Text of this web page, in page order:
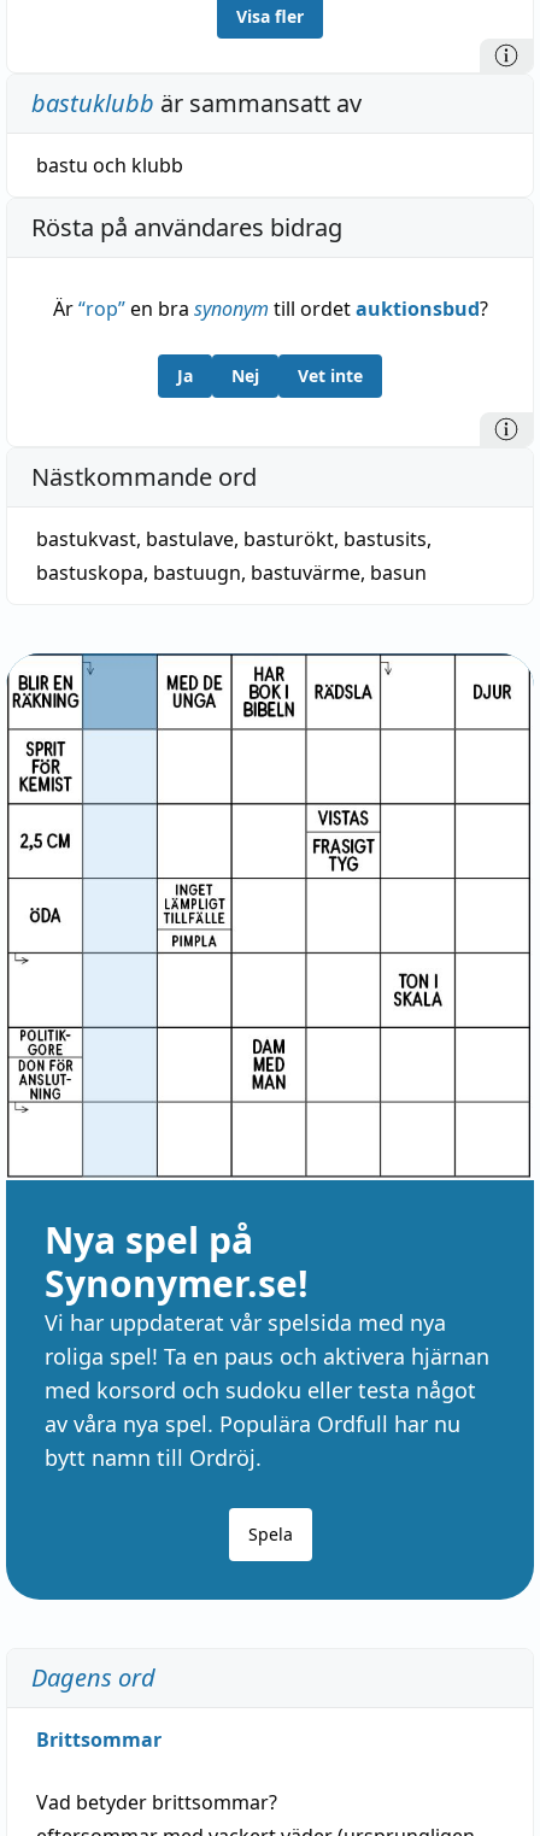
Visa fler
bastuklubb är sammansatt av
bastu och klubb
Rösta på användares bidrag
Är“rop”en bra synonym till ordetauktionsbud?
Ja Nej Vet inte
Nästkommande ord
bastukvast, bastulave, basturökt, bastusits,
bastuskopa, bastuugn, bastuvärme, basun
Nya spel på
Synonymer.se!
Vi har uppdaterat vår spelsida med nya
roliga spel! Ta en paus och aktivera hjärnan
med korsord och sudoku eller testa något
av våra nya spel. Populära Ordfull har nu
bytt namn till Ordröj.
Spela
Dagens ord
Brittsommar
Vad betyder brittsommar?